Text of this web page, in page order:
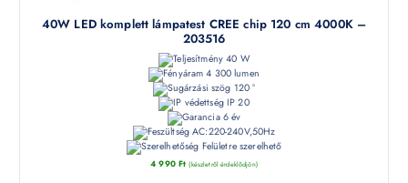
40W LED komplett lámpatest CREE chip 120 cm 4000K –
203516
40 W
4 300 lumen
120 °
IP 20
6 év
AC:220-240V,50Hz
Felületre szerelhető
4 990 Ft (készletről érdeklődjön)